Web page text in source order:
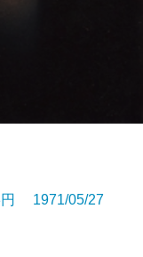
1971/05/27